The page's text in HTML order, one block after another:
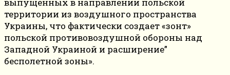
выпущенных в направлении польской
территории из воздушного пространства
Украины, что фактически создает «зонт»
польской противовоздушной обороны над
Западной Украиной и расширение”
бесполетной зоны».